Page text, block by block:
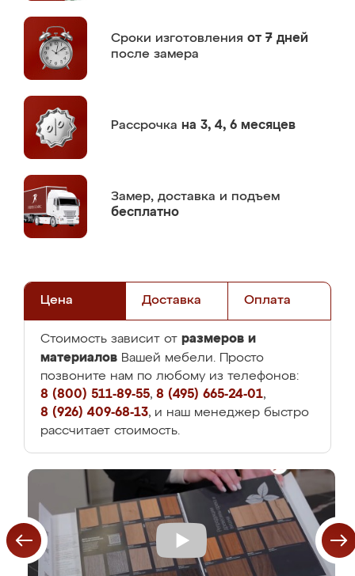
Сроки изготовления от 7 дней
после замера
Рассрочка на 3, 4, 6 месяцев
Замер, доставка и подъем
бесплатно
Цена Доставка Оплата
Стоимость зависит от размеров и
материалов Вашей мебели. Просто
позвоните нам по любому из телефонов:
8 (800) 511-89-55, 8 (495) 665-24-01,
8 (926) 409-68-13, и наш менеджер быстро
рассчитает стоимость.